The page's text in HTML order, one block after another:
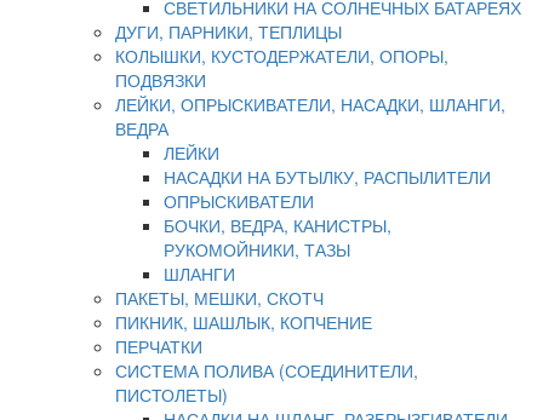
СВЕТИЛЬНИКИ НА СОЛНЕЧНЫХ БАТАРЕЯХ
ДУГИ, ПАРНИКИ, ТЕПЛИЦЫ
КОЛЫШКИ, КУСТОДЕРЖАТЕЛИ, ОПОРЫ,
ПОДВЯЗКИ
ЛЕЙКИ, ОПРЫСКИВАТЕЛИ, НАСАДКИ, ШЛАНГИ,
ВЕДРА
ЛЕЙКИ
НАСАДКИ НА БУТЫЛКУ, РАСПЫЛИТЕЛИ
ОПРЫСКИВАТЕЛИ
БОЧКИ, ВЕДРА, КАНИСТРЫ,
РУКОМОЙНИКИ, ТАЗЫ
ШЛАНГИ
ПАКЕТЫ, МЕШКИ, СКОТЧ
ПИКНИК, ШАШЛЫК, КОПЧЕНИЕ
ПЕРЧАТКИ
СИСТЕМА ПОЛИВА (СОЕДИНИТЕЛИ,
ПИСТОЛЕТЫ)